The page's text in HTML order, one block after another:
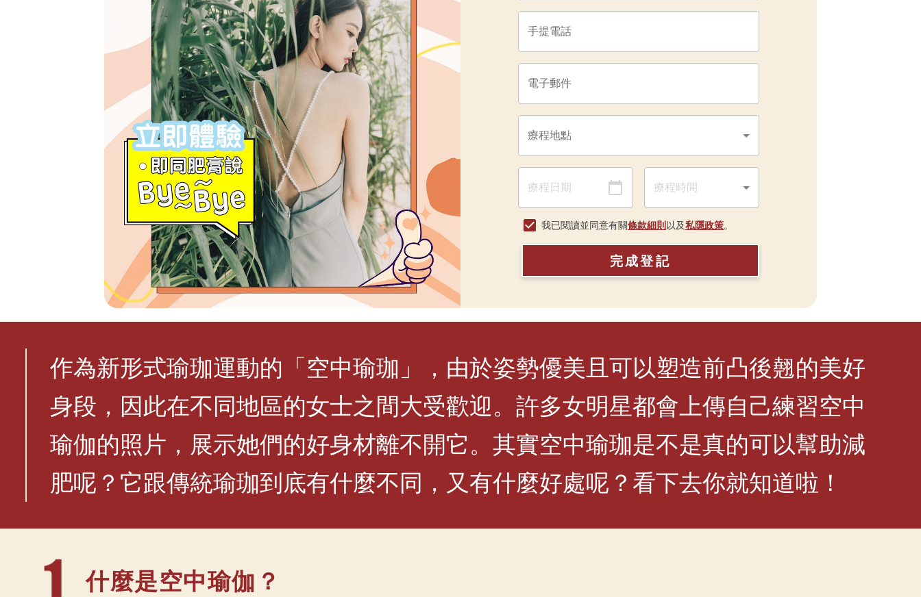
我已閱讀並同意有關條款細則以及私隱政策。
完成登記
作為新形式瑜珈運動的「空中瑜珈」，由於姿勢優美且可以塑造前凸後翹的美好
身段，因此在不同地區的女士之間大受歡迎。許多女明星都會上傳自己練習空中
瑜伽的照片，展示她們的好身材離不開它。其實空中瑜珈是不是真的可以幫助減
肥呢？它跟傳統瑜珈到底有什麼不同，又有什麼好處呢？看下去你就知道啦！
什麼是空中瑜伽？